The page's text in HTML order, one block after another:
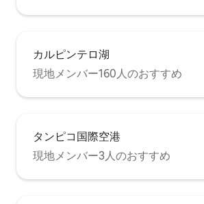
カルピンテロ湖
現地メンバー160人のおすすめ
タンピコ国際空港
現地メンバー3人のおすすめ